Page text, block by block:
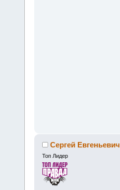
Сергей Евгеньевич
Топ Лидер